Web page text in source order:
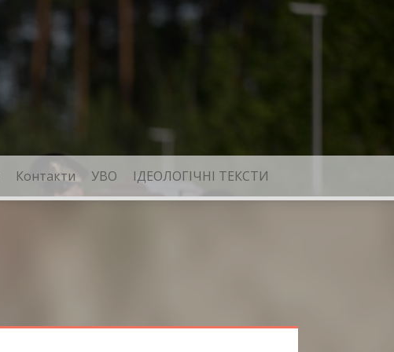
Контакти УВО ІДЕОЛОГІЧНІ ТЕКСТИ